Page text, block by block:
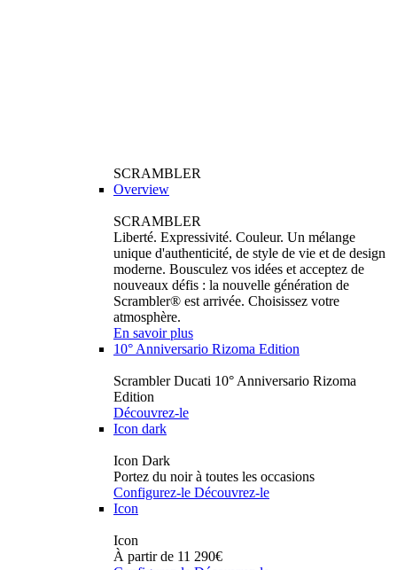
SCRAMBLER
Overview
SCRAMBLER
Liberté. Expressivité. Couleur. Un mélange
unique d'authenticité, de style de vie et de design
moderne. Bousculez vos idées et acceptez de
nouveaux défis : la nouvelle génération de
Scrambler® est arrivée. Choisissez votre
atmosphère.
En savoir plus
10° Anniversario Rizoma Edition
Scrambler Ducati 10° Anniversario Rizoma
Edition
Découvrez-le
Icon dark
Icon Dark
Portez du noir à toutes les occasions
Configurez-le Découvrez-le
Icon
Icon
À partir de 11 290€